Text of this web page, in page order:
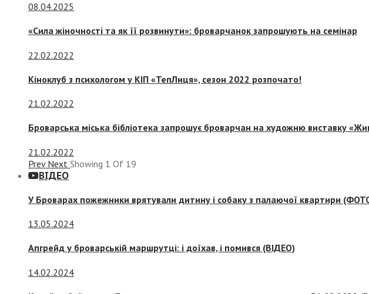
08.04.2025
«Сила жіночності та як її розвинути»: броварчанок запрошують на семінар
22.02.2022
Кіноклуб з психологом у КІП «ТепЛиця», сезон 2022 розпочато!
21.02.2022
Броварська міська бібліотека запрошує броварчан на художню виставку
21.02.2022
Prev Next Showing 1 Of 19
ВІДЕО
У Броварах пожежники врятували дитину і собаку з палаючої квартири
13.05.2024
Апгрейд у броварській маршрутці: і доїхав, і помився (ВІДЕО)
14.02.2024